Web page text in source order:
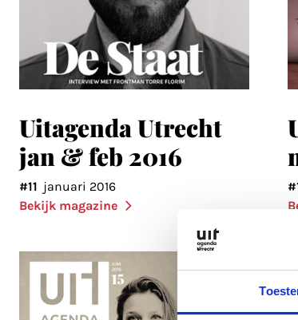
Uitagenda Utrecht
jan & feb 2016
#11 januari 2016
Bekijk magazine